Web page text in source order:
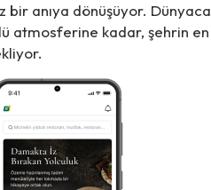
anıya dönüşüyor. Dünyaca
atmosferine kadar, şehrin en